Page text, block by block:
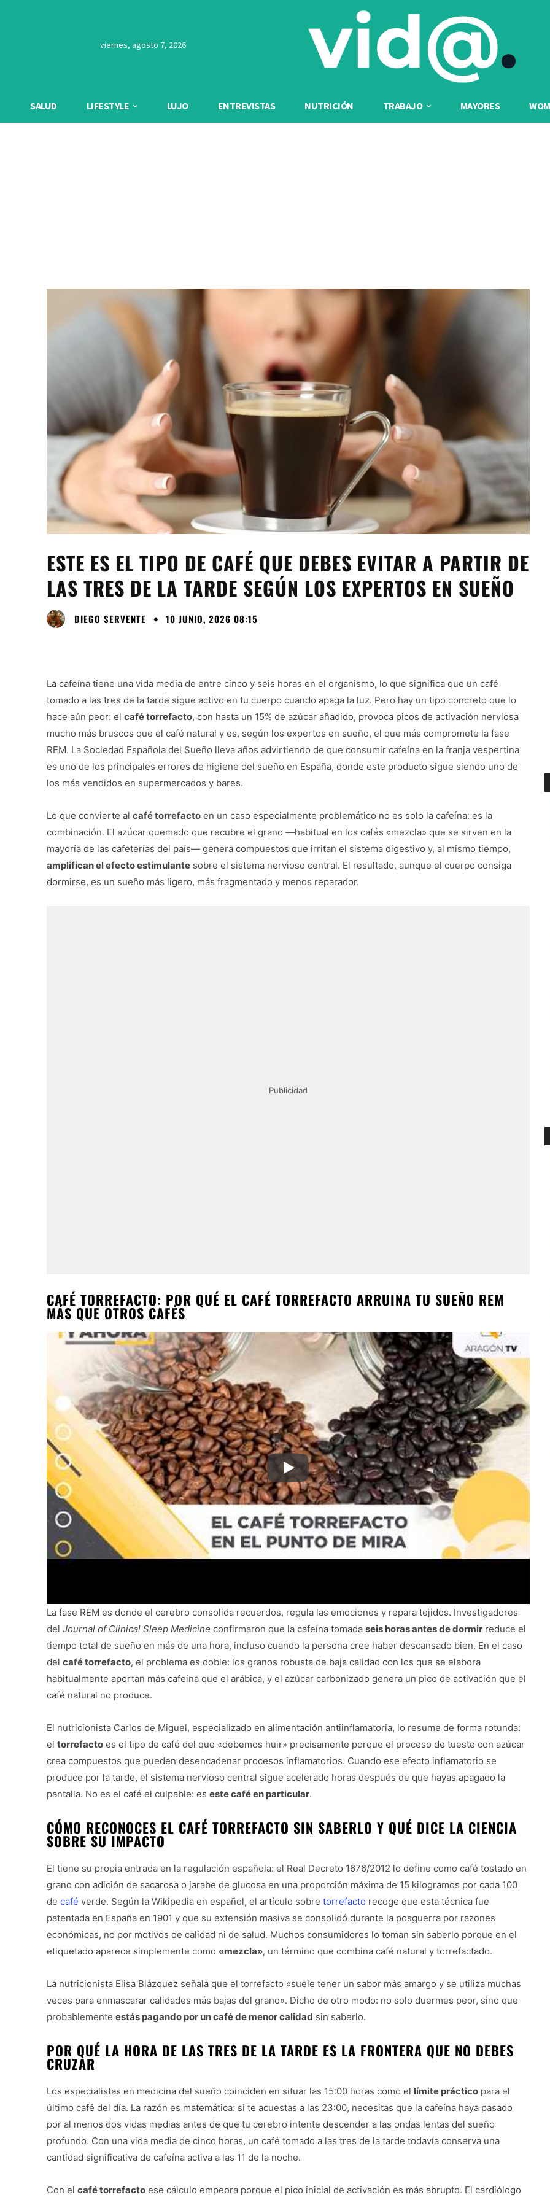
viernes, agosto 7, 2026
SALUD LIFESTYLE LUJO ENTREVISTAS NUTRICIÓN TRABAJO MAYORES
ESTE ES EL TIPO DE CAFÉ QUE DEBES EVITAR A PARTIR DE
LAS TRES DE LA TARDE SEGÚN LOS EXPERTOS EN SUEÑO
DIEGO SERVENTE 10 JUNIO, 2026 08:15
La cafeína tiene una vida media de entre cinco y seis horas en el organismo, lo que significa que un café
tomado a las tres de la tarde sigue activo en tu cuerpo cuando apaga la luz. Pero hay un tipo concreto que lo
hace aún peor: el café torrefacto, con hasta un 15% de azúcar añadido, provoca picos de activación nerviosa
mucho más bruscos que el café natural y es, según los expertos en sueño, el que más compromete la fase
REM. La Sociedad Española del Sueño lleva años advirtiendo de que consumir cafeína en la franja vespertina
es uno de los principales errores de higiene del sueño en España, donde este producto sigue siendo uno de
los más vendidos en supermercados y bares.
Lo que convierte al café torrefacto en un caso especialmente problemático no es solo la cafeína: es la
combinación. El azúcar quemado que recubre el grano —habitual en los cafés «mezcla» que se sirven en la
mayoría de las cafeterías del país— genera compuestos que irritan el sistema digestivo y, al mismo tiempo,
amplifican el efecto estimulante sobre el sistema nervioso central. El resultado, aunque el cuerpo consiga
dormirse, es un sueño más ligero, más fragmentado y menos reparador.
Publicidad
CAFÉ TORREFACTO: POR QUÉ EL CAFÉ TORREFACTO ARRUINA TU SUEÑO REM
MÁS QUE OTROS CAFÉS
La fase REM es donde el cerebro consolida recuerdos, regula las emociones y repara tejidos. Investigadores
del Journal of Clinical Sleep Medicine confirmaron que la cafeína tomada seis horas antes de dormir reduce el
tiempo total de sueño en más de una hora, incluso cuando la persona cree haber descansado bien. En el caso
del café torrefacto, el problema es doble: los granos robusta de baja calidad con los que se elabora
habitualmente aportan más cafeína que el arábica, y el azúcar carbonizado genera un pico de activación que el
café natural no produce.
El nutricionista Carlos de Miguel, especializado en alimentación antiinflamatoria, lo resume de forma rotunda:
el torrefacto es el tipo de café del que «debemos huir» precisamente porque el proceso de tueste con azúcar
crea compuestos que pueden desencadenar procesos inflamatorios. Cuando ese efecto inflamatorio se
produce por la tarde, el sistema nervioso central sigue acelerado horas después de que hayas apagado la
pantalla. No es el café el culpable: es este café en particular.
CÓMO RECONOCES EL CAFÉ TORREFACTO SIN SABERLO Y QUÉ DICE LA CIENCIA
SOBRE SU IMPACTO
El tiene su propia entrada en la regulación española: el Real Decreto 1676/2012 lo define como café tostado en
grano con adición de sacarosa o jarabe de glucosa en una proporción máxima de 15 kilogramos por cada 100
de café verde. Según la Wikipedia en español, el artículo sobre torrefacto recoge que esta técnica fue
patentada en España en 1901 y que su extensión masiva se consolidó durante la posguerra por razones
económicas, no por motivos de calidad ni de salud. Muchos consumidores lo toman sin saberlo porque en el
etiquetado aparece simplemente como «mezcla», un término que combina café natural y torrefactado.
La nutricionista Elisa Blázquez señala que el torrefacto «suele tener un sabor más amargo y se utiliza muchas
veces para enmascarar calidades más bajas del grano». Dicho de otro modo: no solo duermes peor, sino que
probablemente estás pagando por un café de menor calidad sin saberlo.
POR QUÉ LA HORA DE LAS TRES DE LA TARDE ES LA FRONTERA QUE NO DEBES
CRUZAR
Los especialistas en medicina del sueño coinciden en situar las 15:00 horas como el límite práctico para el
último café del día. La razón es matemática: si te acuestas a las 23:00, necesitas que la cafeína haya pasado
por al menos dos vidas medias antes de que tu cerebro intente descender a las ondas lentas del sueño
profundo. Con una vida media de cinco horas, un café tomado a las tres de la tarde todavía conserva una
cantidad significativa de cafeína activa a las 11 de la noche.
Con el café torrefacto ese cálculo empeora porque el pico inicial de activación es más abrupto. El cardiólogo